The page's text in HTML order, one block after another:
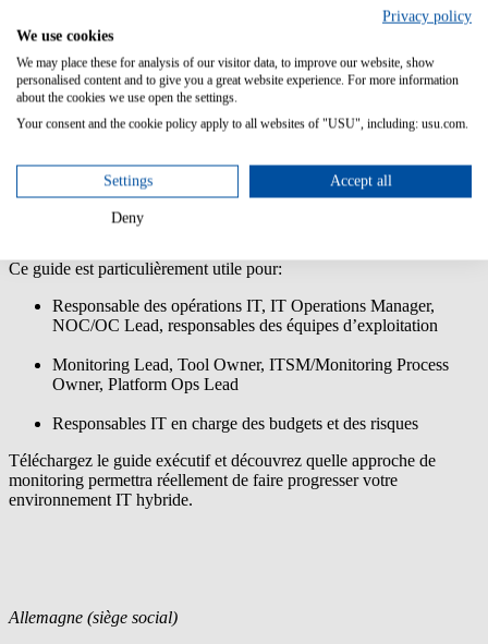
d’évaluation pour vous aider à identifier l’approche la plus adaptée à
vos opérations IT.
Ce qui vous attend:
Une comparaison directe des trois approches en termes de
clarté, charge opérationnelle et maîtrise des coûts
Cinq questions clés pour évaluer votre approche actuelle de
monitoring
Des recommandations concrètes pour les équipes IT Ops
Ce guide est particulièrement utile pour:
Responsable des opérations IT, IT Operations Manager,
NOC/OC Lead, responsables des équipes d’exploitation
Monitoring Lead, Tool Owner, ITSM/Monitoring Process
Owner, Platform Ops Lead
Responsables IT en charge des budgets et des risques
Téléchargez le guide exécutif et découvrez quelle approche de
monitoring permettra réellement de faire progresser votre
environnement IT hybride.
Allemagne (siège social)
Privacy policy
We use cookies
We may place these for analysis of our visitor data, to improve our website, show
personalised content and to give you a great website experience. For more information
about the cookies we use open the settings.
Your consent and the cookie policy apply to all websites of "USU", including: usu.com.
Settings Accept all
Deny